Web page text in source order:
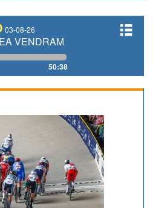
03-08-26
FILIPPO FIORELLI
50:38